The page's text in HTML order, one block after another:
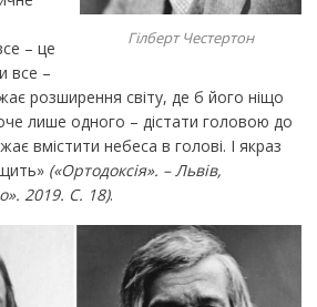
Гілберт Честертон
– це
все –
розширення світу, де б його ніщо
лише одного – дістати головою до
вмістити небеса в голові. І якраз
(«Ортодоксія». – Львів,
2019. С. 18).